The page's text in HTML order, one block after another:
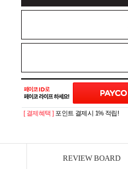
[ 결제혜택 ] 포인트 결제시 1% 적립!
REVIEW BOARD